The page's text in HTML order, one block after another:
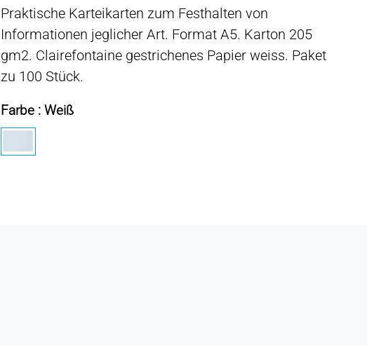
Praktische Karteikarten zum Festhalten von
Informationen jeglicher Art. Format A5. Karton 205
gm2. Clairefontaine gestrichenes Papier weiss. Paket
zu 100 Stück.
Farbe : Weiß